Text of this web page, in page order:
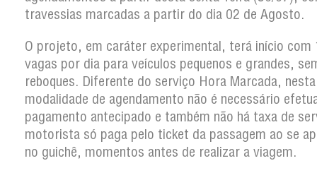
travessias marcadas a partir do dia 02 de Agosto.
O projeto, em caráter experimental, terá início com
vagas por dia para veículos pequenos e grandes,
reboques. Diferente do serviço Hora Marcada, nesta
modalidade de agendamento não é necessário
pagamento antecipado e também não há taxa de
motorista só paga pelo ticket da passagem ao se
no guichê, momentos antes de realizar a viagem.